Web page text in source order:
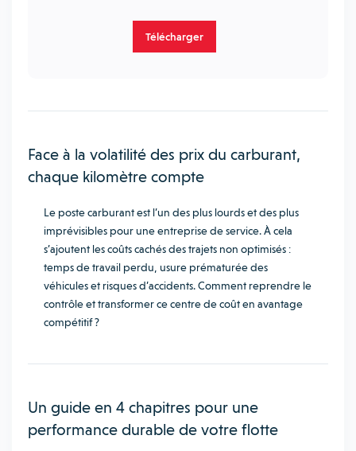
Télécharger
Face à la volatilité des prix du carburant,
chaque kilomètre compte
Le poste carburant est l’un des plus lourds et des plus
imprévisibles pour une entreprise de service. À cela
s’ajoutent les coûts cachés des trajets non optimisés :
temps de travail perdu, usure prématurée des
véhicules et risques d’accidents. Comment reprendre le
contrôle et transformer ce centre de coût en avantage
compétitif ?
Un guide en 4 chapitres pour une
performance durable de votre flotte